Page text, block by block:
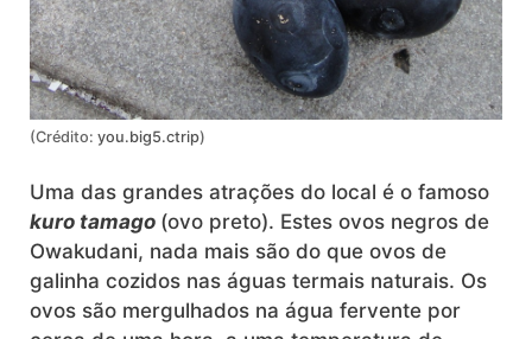
(Crédito: you.big5.ctrip)
Uma das grandes atrações do local é o famoso
kuro tamago (ovo preto). Estes ovos negros de
Owakudani, nada mais são do que ovos de
galinha cozidos nas águas termais naturais. Os
ovos são mergulhados na água fervente por